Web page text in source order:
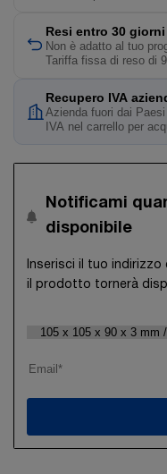
Resi entro 30 giorni
Non è adatto al tuo
Tariffa fissa di reso di
Recupero IVA
Azienda fuori dai
IVA nel carrello per
Notificami
disponibile
Inserisci il tuo
il prodotto tornerà